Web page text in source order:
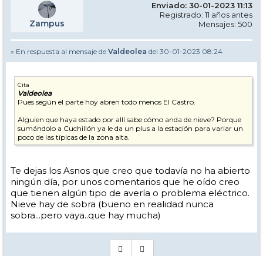
Zampus
Enviado: 30-01-2023 11:13
Registrado: 11 años antes
Mensajes: 500
» En respuesta al mensaje de Valdeolea del 30-01-2023 08:24
Cita
Valdeolea
Pues según el parte hoy abren todo menos El Castro.
Alguien que haya estado por allí sabe cómo anda de nieve? Porque
sumándolo a Cuchillón ya le da un plus a la estación para variar un
poco de las típicas de la zona alta.
Te dejas los Asnos que creo que todavía no ha abierto
ningún día, por unos comentarios que he oído creo
que tienen algún tipo de avería o problema eléctrico.
Nieve hay de sobra (bueno en realidad nunca
sobra...pero vaya..que hay mucha)